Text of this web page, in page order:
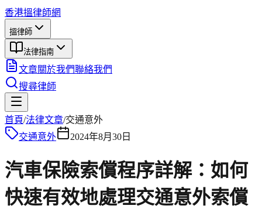
香港搵律師網
搵律師
法律指南
文章關於我們聯絡我們
搜尋律師
首頁/法律文章/交通意外
交通意外
2024年8月30日
汽車保險索償程序詳解：如何
快速有效地處理交通意外索償